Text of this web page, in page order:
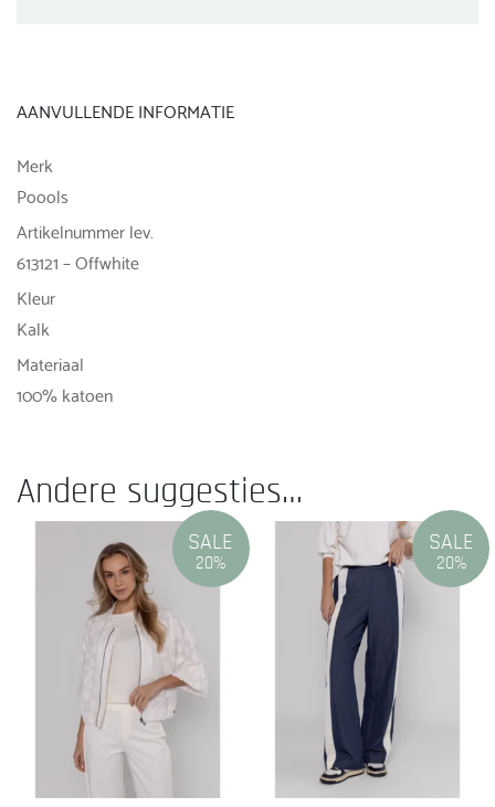
AANVULLENDE INFORMATIE
Merk
Poools
Artikelnummer lev.
613121 – Offwhite
Kleur
Kalk
Materiaal
100% katoen
Andere suggesties…
SALE
20%
SALE
20%